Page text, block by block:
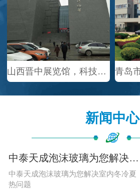
山西晋中展览馆，科技馆，博物馆
更多案例
新闻中心
中泰天成泡沫玻璃为您解决室内冬冷夏热问题
中泰天成泡沫玻璃为您解决室内冬冷夏
热问题